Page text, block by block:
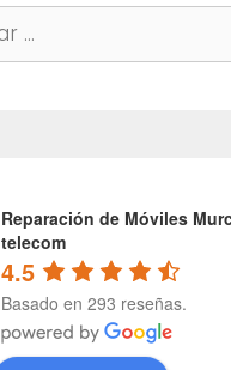
Reparación de Móviles
telecom
4.5
Basado en 293 reseñas.